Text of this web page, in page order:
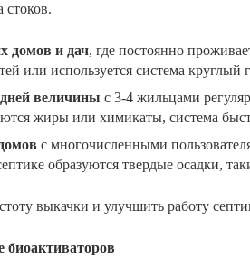
стоков.
домов и дач, где постоянно
или используется система
величины с 3-4 жильцами
жиры или химикаты, система
с многочисленными
образуются твердые осадки,
выкачки и улучшить работу
биоактиваторов